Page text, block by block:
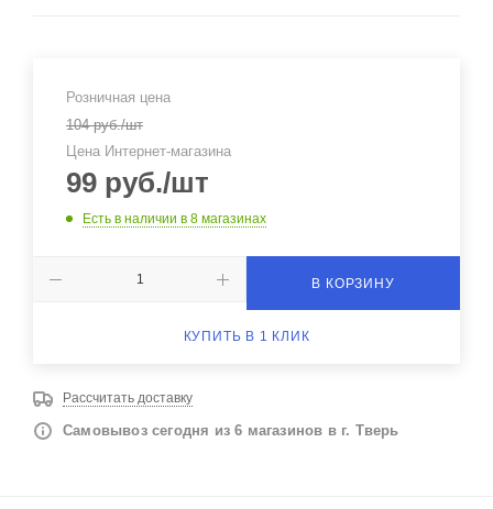
Розничная цена
104руб./шт
Цена Интернет-магазина
99 руб./шт
Есть в наличии в 8 магазинах
В КОРЗИНУ
КУПИТЬ В 1 КЛИК
Рассчитать доставку
Самовывоз сегодня из 6 магазинов в г. Тверь